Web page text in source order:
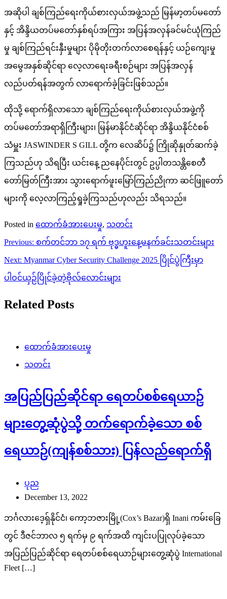
အဆိုပါ ချစ်ကြည်ရေးကိုယ်စားလှယ်အဖွဲ့သည် မြန်မာ့တပ်မတော်
နှင့် အိန္ဒိယတပ်မတော်နှစ်ရပ်အကြား အပြန်အလှန်ခင်မင်ယုံကြည်
မှု ချစ်ကြည်ရင်းနှီးမှုများ ပိုမိုတိုးတက်လာစေရန်နှင့် ယဉ်ကျေးမှု
အမွေအနှစ်ဆိုင်ရာ လေ့လာရေးခရီးစဉ်များ အပြန်အလှန်
လည်ပတ်ရန်အတွက် လာရောက်ခဲ့ခြင်းဖြစ်သည်။
ထိုသို့ ရောက်ရှိလာသော ချစ်ကြည်ရေးကိုယ်စားလှယ်အဖွဲ့ကို
တပ်မတော်အရာရှိကြီးများ၊ မြန်မာနိုင်ငံဆိုင်ရာ အိန္ဒိယနိုင်ငံစစ်
သံမှူး JASWINDER S GILL တို့က လေဆိပ်၌ ကြိုဆိုနှုတ်ဆက်ခဲ့
ကြသည်ဟု သိရပြီး ယင်းနေ့ ညနေပိုင်းတွင် ဥပ္ပါတသန္တိစေတီ
တော်မြတ်ကြီးအား သွားရောက်ဖူးမြော်ကြည်ညိုကာ ဆင်ဖြူတော်
များကို လေ့လာကြည့်ရှုခဲ့ကြသည်ဟုလည်း သိရသည်။
Posted in ထောက်ခံအားပေးမှု, သတင်း
Post
navigation
Previous: စက်တင်ဘာ ၁၇ ရက် ဗုဒ္ဓဟူးနေ့မနက်ခင်းသတင်းများ
Next: Myanmar Cyber Security Challenge 2025 ပြိုင်ပွဲကြီးမှာ
ပါဝင်ယှဉ်ပြိုင်ခဲ့တဲ့ဗိုလ်လောင်းများ
Related Posts
ထောက်ခံအားပေးမှု
သတင်း
အပြည်ပြည်ဆိုင်ရာ ရေတပ်စစ်ရေယာဉ်
များတွေ့ဆုံပွဲသို့ တက်ရောက်ခဲ့သော စစ်
ရေယာဉ်(ကျန်စစ်သား) ပြန်လည်ရောက်ရှိ
ပုည
December 13, 2022
ဘင်္ဂလားဒေ့ရှ်နိုင်ငံ၊ ကော့ဘဇားမြို့(Cox’s Bazar)ရှိ Inani ကမ်းခြေ
တွင် ဒီဇင်ဘာလ ၅ ရက်မှ ၉ ရက်အထိ ကျင်းပပြုလုပ်ခဲ့သော
အပြည်ပြည်ဆိုင်ရာ ရေတပ်စစ်ရေယာဉ်များတွေ့ဆုံပွဲ International
Fleet […]